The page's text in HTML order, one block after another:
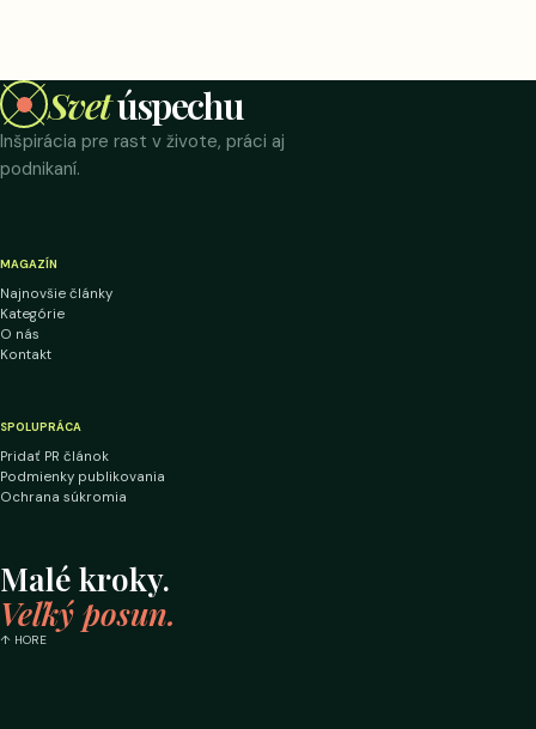
Svetúspechu
Inšpirácia pre rast v živote, práci aj
podnikaní.
MAGAZÍN
Najnovšie články
Kategórie
O nás
Kontakt
SPOLUPRÁCA
Pridať PR článok
Podmienky publikovania
Ochrana súkromia
Malé kroky.
Veľký posun.
↑ HORE